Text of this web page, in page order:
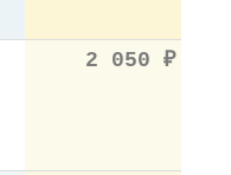
2 050 ₽